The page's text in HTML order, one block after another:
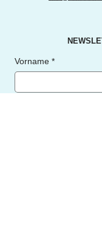
Vorname *